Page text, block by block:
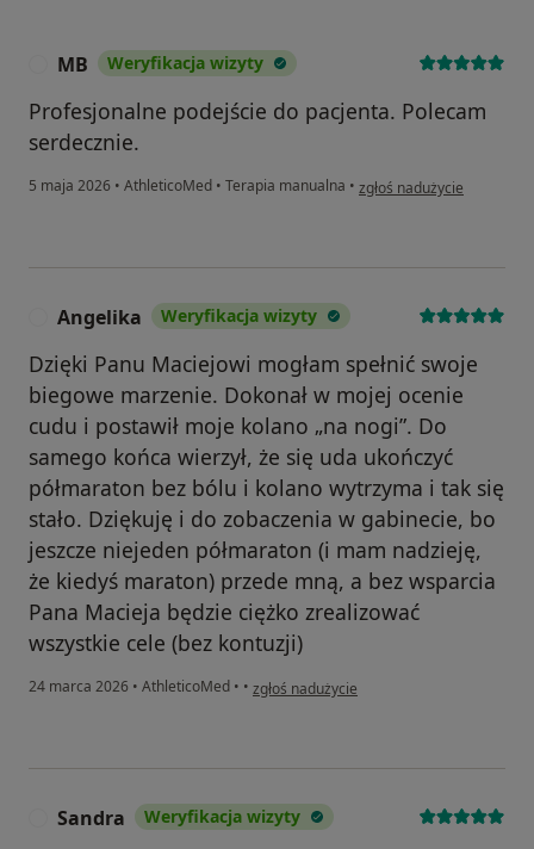
MB Weryfikacja wizyty
Profesjonalne podejście do pacjenta. Polecam
serdecznie.
5 maja 2026 • AthleticoMed • Terapia manualna • w opinii użytkownika MB
zgłoś nadużycie
Angelika Weryfikacja wizyty
Dzięki Panu Maciejowi mogłam spełnić swoje
biegowe marzenie. Dokonał w mojej ocenie
cudu i postawił moje kolano „na nogi”. Do
samego końca wierzył, że się uda ukończyć
półmaraton bez bólu i kolano wytrzyma i tak się
stało. Dziękuję i do zobaczenia w gabinecie, bo
jeszcze niejeden półmaraton (i mam nadzieję,
że kiedyś maraton) przede mną, a bez wsparcia
Pana Macieja będzie ciężko zrealizować
wszystkie cele (bez kontuzji)
24 marca 2026 • AthleticoMed • • w opinii użytkownika Angelika
zgłoś nadużycie
Sandra Weryfikacja wizyty